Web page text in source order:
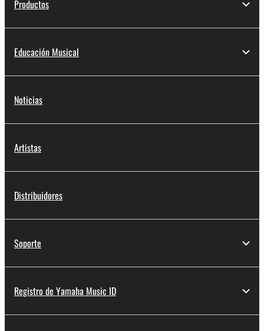
Productos
Educación Musical
Noticias
Artistas
Distribuidores
Soporte
Registro de Yamaha Music ID